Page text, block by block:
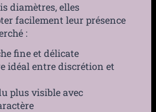
diamètres, elles
facilement leur présence
:
fine et délicate
idéal entre discrétion et
plus visible avec